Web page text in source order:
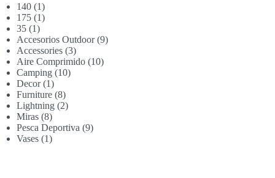
140 11
producto
175 11
35 11
producto
Accesorios Outdoor 99
Accessories 33
productos
Aire Comprimido 1010
Camping 1010
Decor 11
producto
Furniture 88
productos
Lightning 22
Miras 88
productos
Pesca Deportiva 99
Vases 11